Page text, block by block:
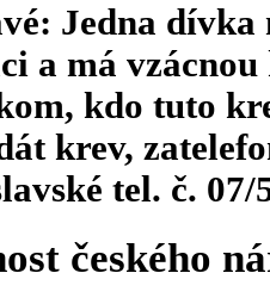
Jedna
a má
kdo tuto
krev,
tel. č. 07/
českého